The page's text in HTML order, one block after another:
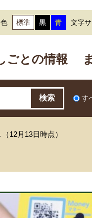
標準 黒 青 文字
ごとの情報
す
12月13日時点）